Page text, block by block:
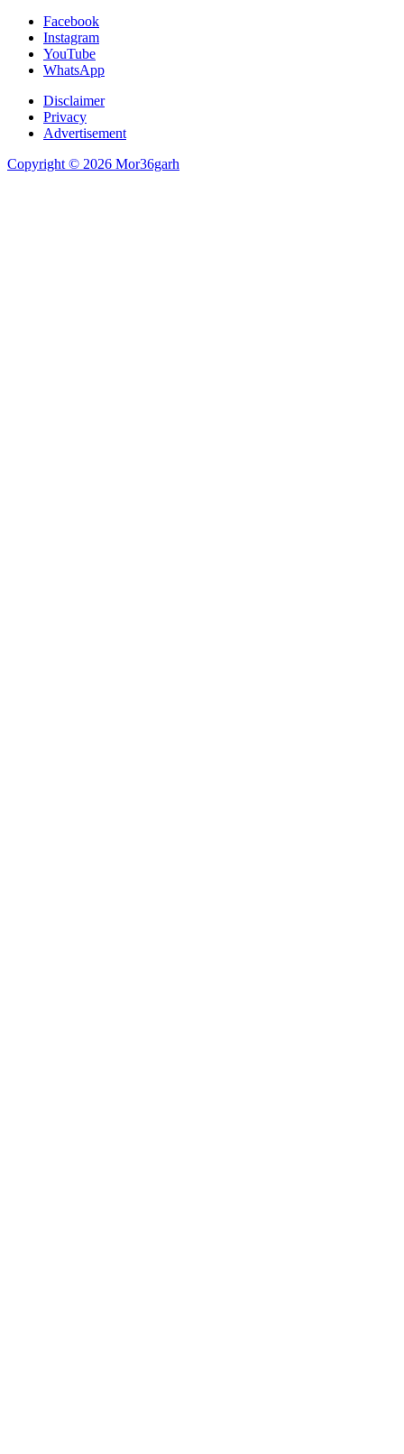
Facebook
Instagram
YouTube
WhatsApp
Disclaimer
Privacy
Advertisement
Copyright © 2026 Mor36garh